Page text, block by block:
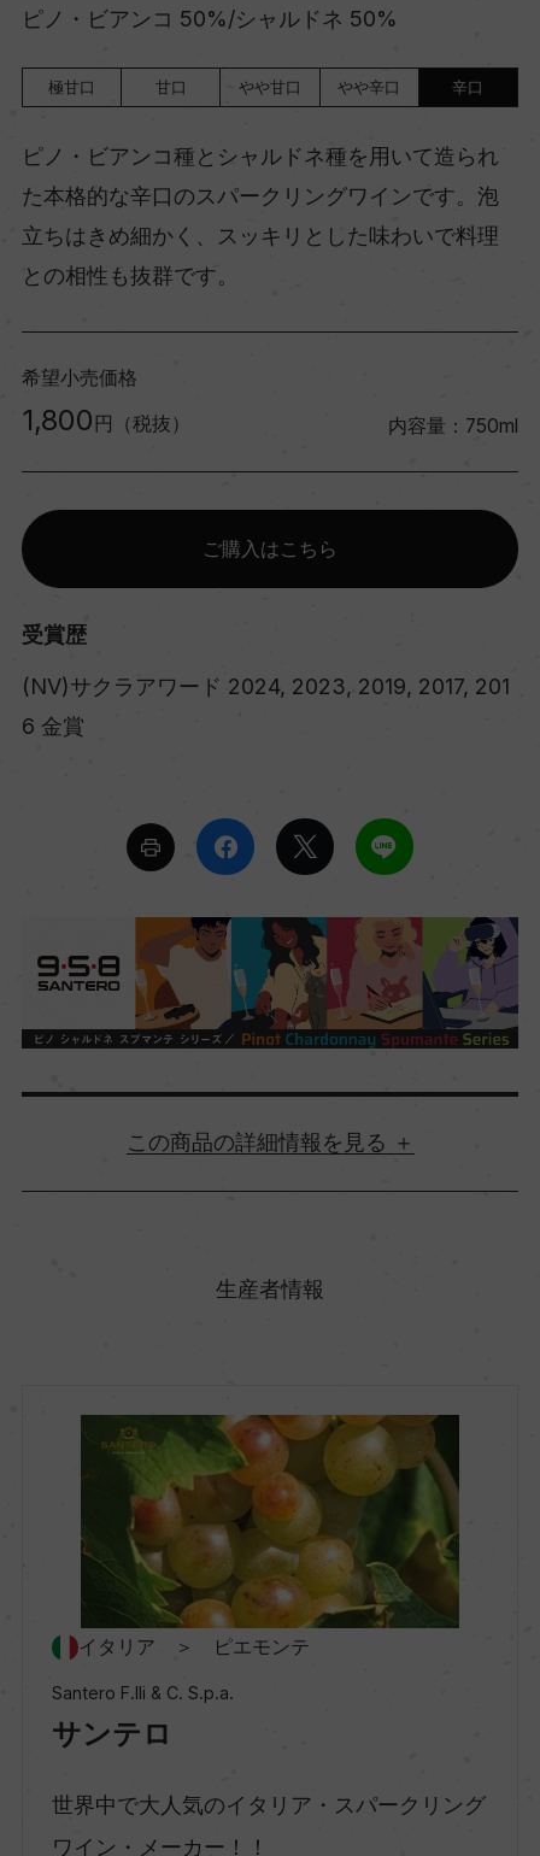
ピノ・ビアンコ 50%/シャルドネ 50%
極甘口 甘口 やや甘口 やや辛口 辛口
ピノ・ビアンコ種とシャルドネ種を用いて造られ
た本格的な辛口のスパークリングワインです。泡
立ちはきめ細かく、スッキリとした味わいで料理
との相性も抜群です。
希望小売価格
1,800 円（税抜） 内容量：750ml
ご購入はこちら
受賞歴
(NV)サクラアワード 2024, 2023, 2019, 2017, 201
6 金賞
詳細情報
味わい
生産者情報
イタリア ＞ ピエモンテ
Santero F.lli & C. S.p.a.
サンテロ
世界中で大人気のイタリア・スパークリング
ワイン・メーカー！！